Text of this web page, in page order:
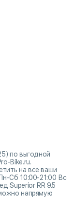
по выгодной
Bike.ru.
на все ваши
Сб 10:00-21:00 Вс
Superior RR 9.5
напрямую